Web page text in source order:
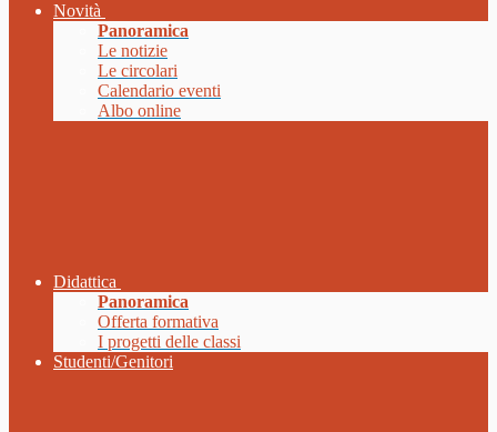
Novità
Panoramica
Le notizie
Le circolari
Calendario eventi
Albo online
Didattica
Panoramica
Offerta formativa
I progetti delle classi
Studenti/Genitori